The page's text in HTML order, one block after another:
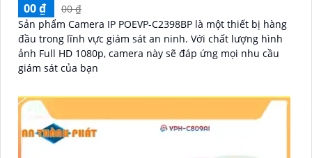
00 ₫
00 ₫
Sản phẩm Camera IP POEVP-C2398BP là một thiết bị hàng
đầu trong lĩnh vực giám sát an ninh. Với chất lượng hình
ảnh Full HD 1080p, camera này sẽ đáp ứng mọi nhu cầu
giám sát của bạn